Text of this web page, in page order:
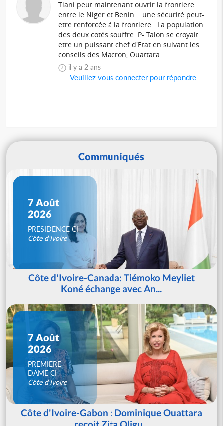
Tiani peut maintenant ouvrir la frontiere
entre le Niger et Benin... une sécurité peut-
etre renforcée á la frontiere...La population
des deux cotés souffre. P- Talon se croyait
etre un puissant chef d'Etat en suivant les
conseils des Macron, Ouattara....
il y a 2 ans
Veuillez vous connecter pour répondre
Communiqués
7 Août
2026
PRESIDENCE CI
Côte d'Ivoire
Côte d'Ivoire-Canada: Tiémoko Meyliet
Koné échange avec An...
7 Août
2026
PREMIERE
DAME CI
Côte d'Ivoire
Côte d'Ivoire-Gabon : Dominique Ouattara